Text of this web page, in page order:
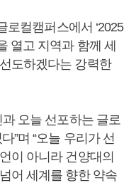
로컬캠퍼스에서 ‘2025
열고 지역과 함께 세
도하겠다는 강력한
오늘 선포하는 글로
”며 “오늘 우리가 선
이 아니라 건양대의
어 세계를 향한 약속